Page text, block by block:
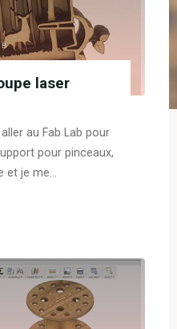
laser
aller au Fab Lab pour
pour pinceaux,
et je me…